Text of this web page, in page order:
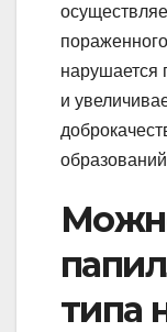
нарушается
и
типа